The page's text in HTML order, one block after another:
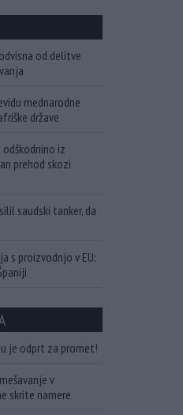
od delitve
mednarodne
države
iz
prehod skozi
saudski tanker, da
s proizvodnjo v EU:
je odprt za promet!
v
skrite namere